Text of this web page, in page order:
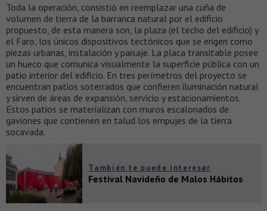
Toda la operación, consistió en reemplazar una cuña de
volumen de tierra de la barranca natural por el edificio
propuesto, de esta manera son, la plaza (el techo del edificio) y
el Faro, los únicos dispositivos tectónicos que se erigen como
piezas urbanas, instalación y paisaje. La placa transitable posee
un hueco que comunica visualmente la superficie pública con un
patio interior del edificio. En tres perímetros del proyecto se
encuentran patios soterrados que confieren iluminación natural
y sirven de áreas de expansión, servicio y estacionamientos.
Estos patios se materializan con muros escalonados de
gaviones que contienen en talud los empujes de la tierra
socavada.
También te puede interesar
Festival Navideño de Malos Hábitos